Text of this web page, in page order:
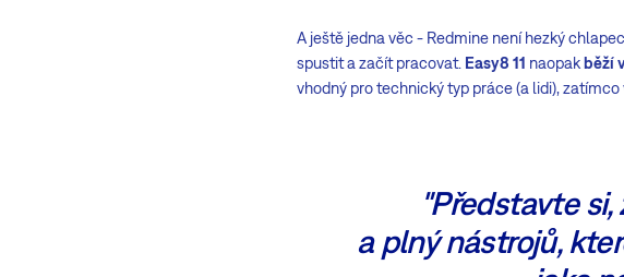
A ještě jedna věc - Redmine není hezký
spustit a začít pracovat. Easy8 11 naopakběží
vhodný pro technický typ práce (a lidi),
"Představte si,
a plný nástrojů,